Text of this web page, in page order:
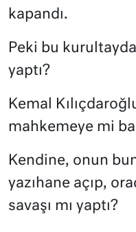
kapandı.
Peki bu
yaptı?
Kemal
mahkemeye mi
Kendine, onun
yazıhane açıp,
savaşı mı yaptı?